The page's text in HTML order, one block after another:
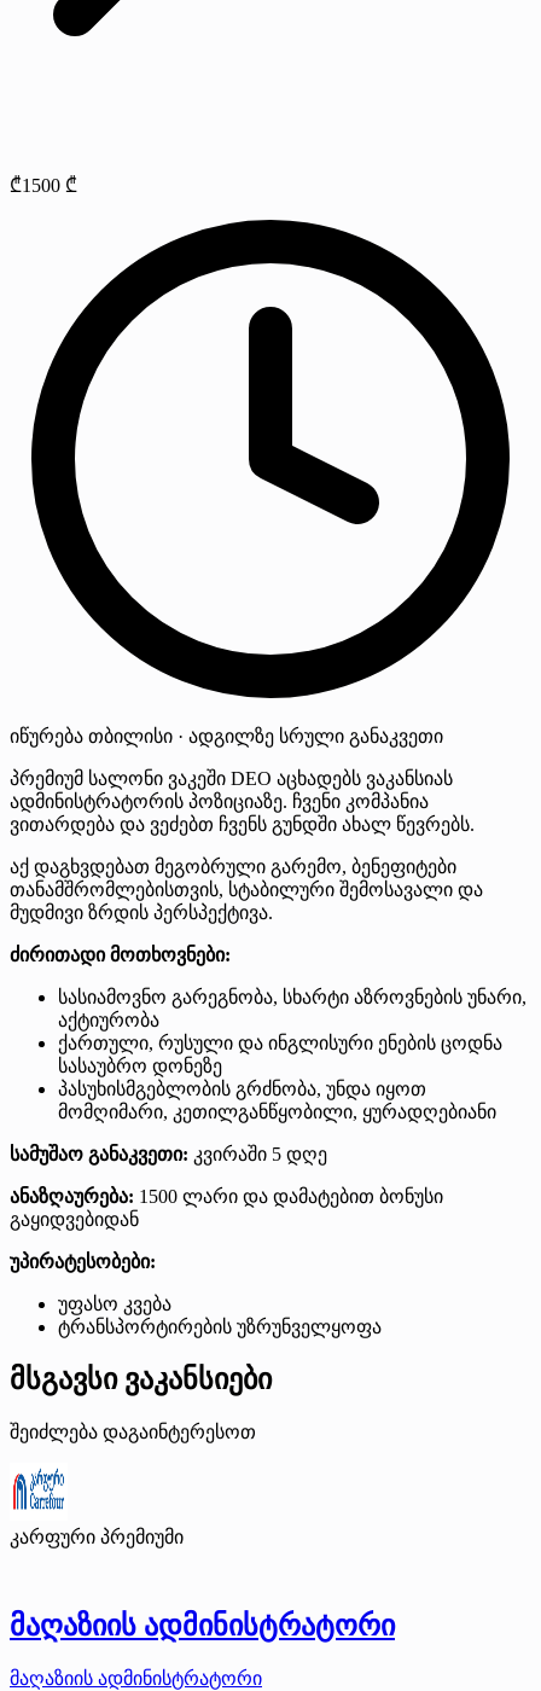
₾1500 ₾
იწურება თბილისი · ადგილზე სრული განაკვეთი
პრემიუმ სალონი ვაკეში DEO აცხადებს ვაკანსიას
ადმინისტრატორის პოზიციაზე. ჩვენი კომპანია
ვითარდება და ვეძებთ ჩვენს გუნდში ახალ წევრებს.
აქ დაგხვდებათ მეგობრული გარემო, ბენეფიტები
თანამშრომლებისთვის, სტაბილური შემოსავალი და
მუდმივი ზრდის პერსპექტივა.
ძირითადი მოთხოვნები:
სასიამოვნო გარეგნობა, სხარტი აზროვნების უნარი,
აქტიურობა
ქართული, რუსული და ინგლისური ენების ცოდნა
სასაუბრო დონეზე
პასუხისმგებლობის გრძნობა, უნდა იყოთ
მომღიმარი, კეთილგანწყობილი, ყურადღებიანი
სამუშაო განაკვეთი: კვირაში 5 დღე
ანაზღაურება: 1500 ლარი და დამატებით ბონუსი
გაყიდვებიდან
უპირატესობები:
უფასო კვება
ტრანსპორტირების უზრუნველყოფა
მსგავსი ვაკანსიები
შეიძლება დაგაინტერესოთ
კარფური პრემიუმი
მაღაზიის ადმინისტრატორი
მაღაზიის ადმინისტრატორი